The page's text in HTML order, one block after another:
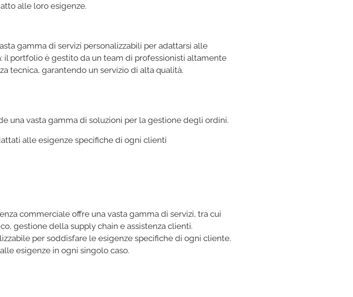
alle loro esigenze.
gamma di servizi personalizzabili per adattarsi alle
il portfolio è gestito da un team di professionisti altamente
tecnica, garantendo un servizio di alta qualità.
una vasta gamma di soluzioni per la gestione degli ordini.
alle esigenze specifiche di ogni clienti
commerciale offre una vasta gamma di servizi, tra cui
gestione della supply chain e assistenza clienti.
per soddisfare le esigenze specifiche di ogni cliente.
esigenze in ogni singolo caso.